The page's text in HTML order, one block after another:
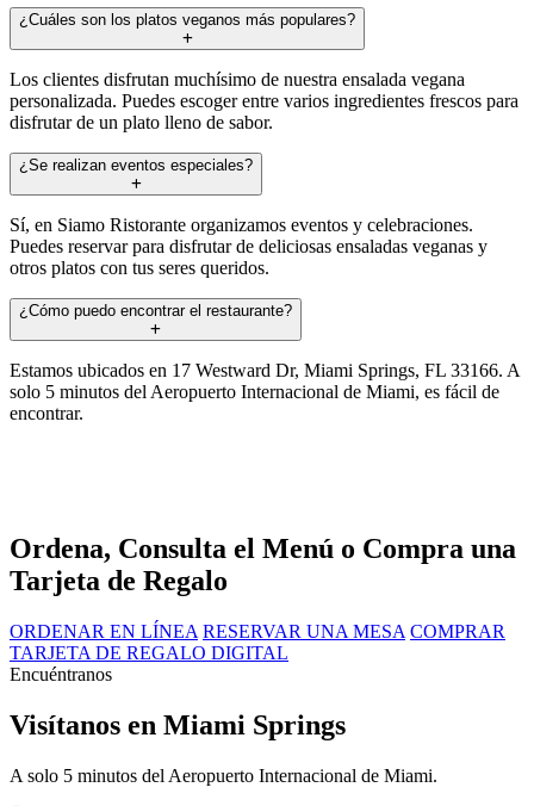
¿Cuáles son los platos veganos más populares?
Los clientes disfrutan muchísimo de nuestra ensalada vegana
personalizada. Puedes escoger entre varios ingredientes frescos para
disfrutar de un plato lleno de sabor.
¿Se realizan eventos especiales?
Sí, en Siamo Ristorante organizamos eventos y celebraciones.
Puedes reservar para disfrutar de deliciosas ensaladas veganas y
otros platos con tus seres queridos.
¿Cómo puedo encontrar el restaurante?
Estamos ubicados en 17 Westward Dr, Miami Springs, FL 33166. A
solo 5 minutos del Aeropuerto Internacional de Miami, es fácil de
encontrar.
Ordena, Consulta el Menú o Compra una
Tarjeta de Regalo
ORDENAR EN LÍNEA RESERVAR UNA MESA COMPRAR
TARJETA DE REGALO DIGITAL
Encuéntranos
Visítanos en Miami Springs
A solo 5 minutos del Aeropuerto Internacional de Miami.